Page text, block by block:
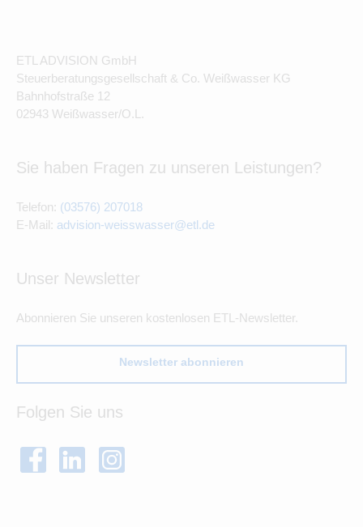
ETL ADVISION GmbH
Steuerberatungsgesellschaft & Co. Weißwasser KG
Bahnhofstraße 12
02943 Weißwasser/O.L.
Sie haben Fragen zu unseren Leistungen?
Telefon: (03576) 207018
E-Mail: advision-weisswasser@etl.de
Unser Newsletter
Abonnieren Sie unseren kostenlosen ETL-Newsletter.
Newsletter abonnieren
Folgen Sie uns